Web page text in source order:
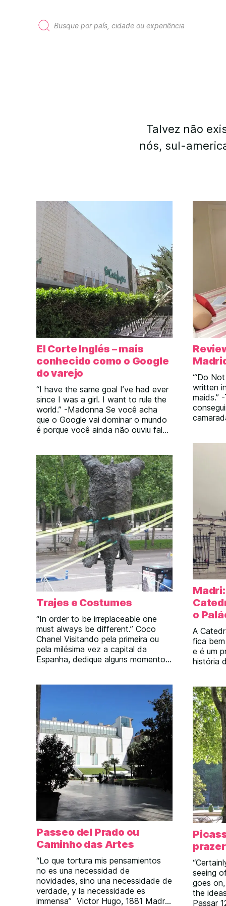
P
Talvez não
nós, sul-
El Corte Inglés – mais
conhecido como o Google
do varejo
“I have the same goal I’ve had ever
since I was a girl. I want to rule the
world.” -Madonna Se você acha
que o Google vai dominar o mundo
é porque você ainda não ouviu falar
você encontra em […]
Trajes e Costumes
“In order to be irreplaceable one
must always be different.” Coco
Chanel Visitando pela primeira ou
pela milésima vez a capital da
Espanha, dedique alguns momentos
oferecer. Uma delas é o Museo del
Traje – um museu dedicado a contar
a história das nossas
vestimentas/trajes […]
Passeo del Prado ou
Caminho das Artes
“Lo que tortura mis pensamientos
no es una necessidad de
novidades, sino una necessidade de
verdade, y la necessidade es
immensa” Victor Hugo, 1881 Madri
“‘Do
written
maids.”
como
bem
o
A
fica
e é um
história
seeing
goes
the
Passar